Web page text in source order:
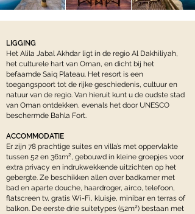
LIGGING
Het Alila Jabal Akhdar ligt in de regio Al Dakhiliyah,
het culturele hart van Oman, en dicht bij het
befaamde Saiq Plateau. Het resort is een
toegangspoort tot de rijke geschiedenis, cultuur en
natuur van de regio. Van hieruit kunt u de oudste stad
van Oman ontdekken, evenals het door UNESCO
beschermde Bahla Fort.
ACCOMMODATIE
Er zijn 78 prachtige suites en villa’s met oppervlakte
tussen 52 en 361m², gebouwd in kleine groepjes voor
extra privacy en indrukwekkende uitzichten op het
gebergte. Ze beschikken allen over badkamer met
bad en aparte douche, haardroger, airco, telefoon,
flatscreen tv, gratis Wi-Fi, kluisje, minibar en terras of
balkon. De eerste drie suitetypes (52m²) bestaan met